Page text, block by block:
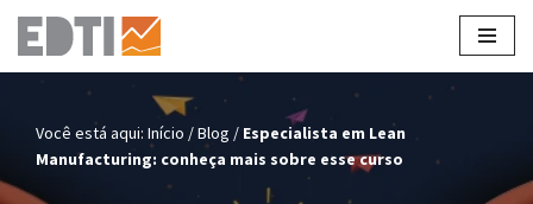
Pular
conteúdo
Você está aqui: Início /Blog / Especialista em Lean
Manufacturing: conheça mais sobre esse curso